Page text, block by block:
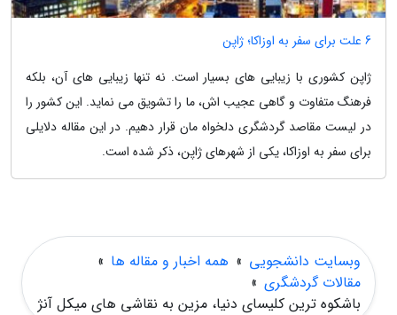
6 علت برای سفر به اوزاکا؛ ژاپن
ژاپن کشوری با زیبایی های بسیار است. نه تنها زیبایی های آن، بلکه
فرهنگ متفاوت و گاهی عجیب اش، ما را تشویق می نماید. این کشور را
در لیست مقاصد گردشگری دلخواه مان قرار دهیم. در این مقاله دلایلی
برای سفر به اوزاکا، یکی از شهرهای ژاپن، ذکر شده است.
وبسایت دانشجویی » همه اخبار و مقاله ها »
مقالات گردشگری »
باشکوه ترین کلیسای دنیا، مزین به نقاشی های میکل آنژ